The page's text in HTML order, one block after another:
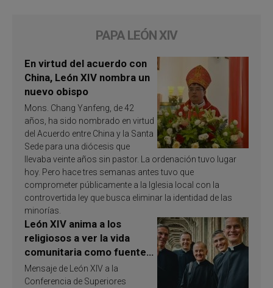
PAPA LEÓN XIV
En virtud del acuerdo con
China, León XIV nombra un
nuevo obispo
Mons. Chang Yanfeng, de 42
años, ha sido nombrado en virtud
del Acuerdo entre China y la Santa
Sede para una diócesis que
llevaba veinte años sin pastor. La ordenación tuvo lugar
hoy. Pero hace tres semanas antes tuvo que
comprometer públicamente a la Iglesia local con la
controvertida ley que busca eliminar la identidad de las
minorías.
León XIV anima a los
religiosos a ver la vida
comunitaria como fuente
de inspiración y
santificación
Mensaje de León XIV a la
Conferencia de Superiores